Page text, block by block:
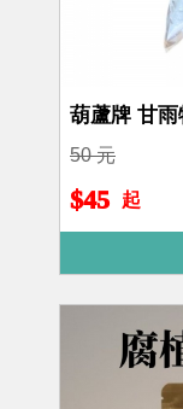
葫蘆牌 甘
50 元
$45 起